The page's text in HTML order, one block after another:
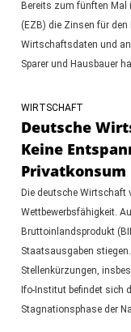
Bereits zum fünften Mal
(EZB) die Zinsen für
Wirtschaftsdaten und
Sparer und Hausbauer
WIRTSCHAFT
Deutsche
Keine
Privatkonsum
Die deutsche Wirtschaft
Wettbewerbsfähigkeit.
Bruttoinlandsprodukt
Staatsausgaben
Stellenkürzungen,
Ifo-Institut befindet sich
Stagnationsphase der